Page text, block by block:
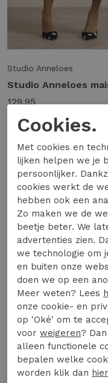
Studio Anneloes
129,95
Cookies.
Met cookies en
lijken helpen we je
persoonlijker.
cookies werkt de
hebben ook een
Zo maken we de
beetje beter. We
advertenties zien.
we technologie om
en buiten onze
doen we op een
Meer weten? Lees
onze cookie- en
op 'Oké' om te
voor weigeren?
alleen functionele
bepalen welke
worden klik dan hier